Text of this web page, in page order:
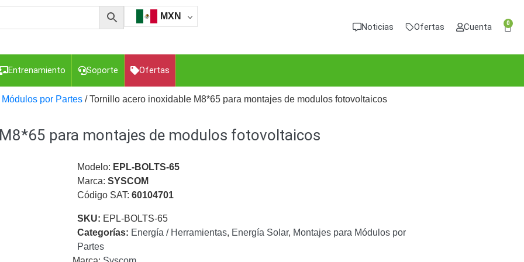
MXN
Noticias Ofertas Cuenta 0
Entrenamiento Soporte Ofertas
para Computadora y SmartphonesCajas de
Gabinetes de Acero para DVR y NVR
y Brackets para CámarasPartes o
Transceptores de Video
Cable Coaxial y Conectores Cables Armados -
Para Alimentación y Electricidad
RG59 Tipo
por Partes / Tornillo acero inoxidable M8*65 para montajes de modulos fotovoltaicos
para montajes de modulos fotovoltaicos
Modelo: EPL-BOLTS-65
Marca: SYSCOM
Código SAT: 60104701
SKU: EPL-BOLTS-65
Categorías: Energía / Herramientas, Energía Solar, Montajes para Módulos por
Partes